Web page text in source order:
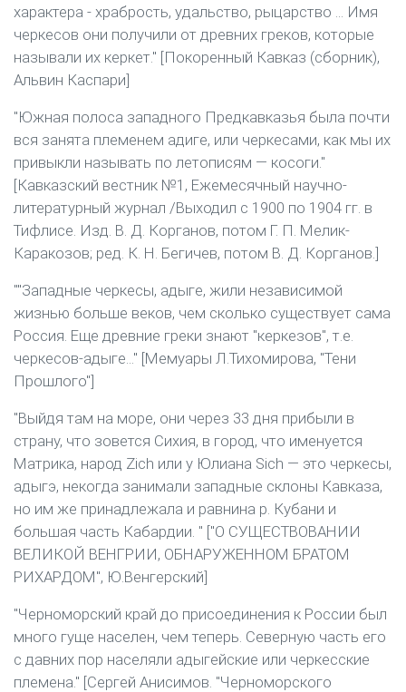
характера - храбрость, удальство, рыцарство ... Имя
черкесов они получили от древних греков, которые
называли их керкет." [Покоренный Кавказ (сборник),
Альвин Каспари]
"Южная полоса западного Предкавказья была почти
вся занята племенем адиге, или черкесами, как мы их
привыкли называть по летописям — косоги."
[Кавказский вестник №1, Ежемесячный научно-
литературный журнал /Выходил с 1900 по 1904 гг. в
Тифлисе. Изд. В. Д. Корганов, потом Г. П. Мелик-
Каракозов; ред. К. Н. Бегичев, потом В. Д. Корганов.]
""Западные черкесы, адыге, жили независимой
жизнью больше веков, чем сколько существует сама
Россия. Еще древние греки знают "керкезов", т.е.
черкесов-адыге..." [Мемуары Л.Тихомирова, "Тени
Прошлого"]
"Выйдя там на море, они через 33 дня прибыли в
страну, что зовется Сихия, в город, что именуется
Матрика, народ Zich или у Юлиана Sich — это черкесы,
адыгэ, некогда занимали западные склоны Кавказа,
но им же принадлежала и равнина р. Кубани и
большая часть Кабардии. " ["О СУЩЕСТВОВАНИИ
ВЕЛИКОЙ ВЕНГРИИ, ОБНАРУЖЕННОМ БРАТОМ
РИХАРДОМ", Ю.Венгерский]
"Черноморский край до присоединения к России был
много гуще населен, чем теперь. Северную часть его
с давних пор населяли адыгейские или черкесские
племена." [Сергей Анисимов. "Черноморского